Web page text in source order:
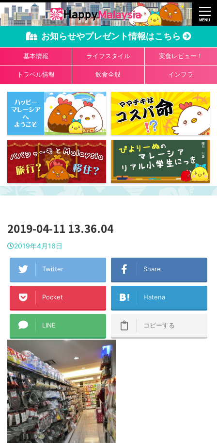
お知らせやプレゼント情報はこちら
基本情報 ライフスタイル 実食レビュー！
トラベル情報 飲食全般 インフラ
2019-04-11 13.36.04
2019年4月16日
Twitter Share
Pocket Hatena
LINE コピーする